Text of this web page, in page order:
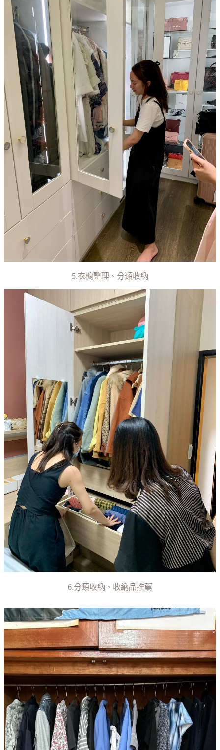
5.衣櫥整理、分類收納
6.分類收納、收納品推薦